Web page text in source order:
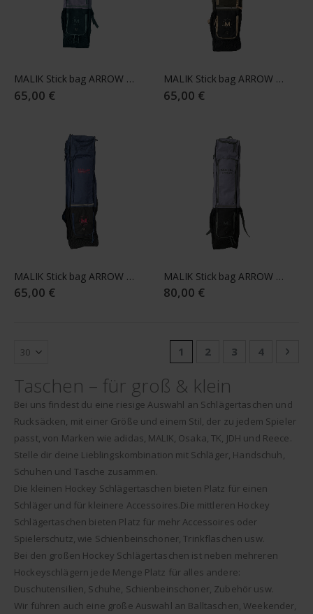
Taschen – für groß & klein
Bei uns findest du eine riesige Auswahl an Schlägertaschen und
Rucksäcken, mit einer Größe und einem Stil, der zu jedem Spieler
passt, von Marken wie adidas, MALIK, Osaka, TK, JDH und Reece.
Stelle dir deine Lieblingskombination mit Schläger, Handschuh,
Schuhen und Tasche zusammen.
Die kleinen Hockey Schlägertaschen bieten Platz für einen
Schläger und für kleinere Accessoires.Die mittleren Hockey
Schlägertaschen bieten Platz für mehr Accessoires oder
Spielerschutz, wie Schienbeinschoner, Trinkflaschen usw.
Bei den großen Hockey Schlägertaschen ist neben mehreren
Hockeyschlägern jede Menge Platz für alles andere:
Duschutensilien, Schuhe, Schienbeinschoner, Zubehör usw.
Wir führen auch eine große Auswahl an Balltaschen, Weekender,
MALIK Stick bag ARROW JR 25/26 purple
65,00 €
MALIK Stick bag ARROW JR 25/26 green
65,00 €
MALIK Stick bag ARROW JR 25/26 blue
65,00 €
MALIK Stick bag ARROW 25/26 purple
80,00 €
Seite
Sie lesen gerade Seite
1 Seite
2 Seite
3 Seite
4